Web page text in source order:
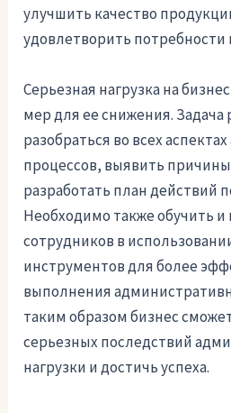
улучшить качество
удовлетворить потребности
Серьезная нагрузка на
мер для ее снижения. Задача
разобраться во всех
процессов, выявить
разработать план действий
Необходимо также обучить
сотрудников в
инструментов для более
выполнения
таким образом бизнес
серьезных последствий
нагрузки и достичь успеха.